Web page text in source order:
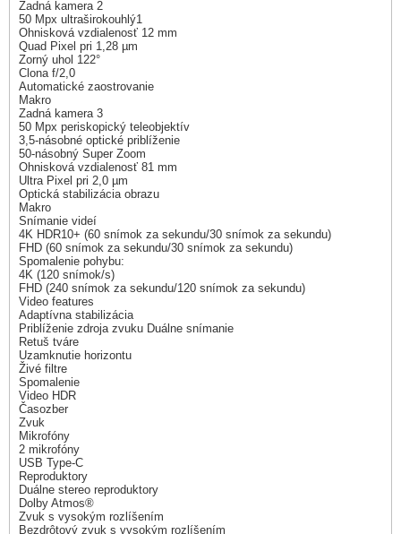
Zadná kamera 2
50 Mpx ultraširokouhlý1
Ohnisková vzdialenosť 12 mm
Quad Pixel pri 1,28 µm
Zorný uhol 122°
Clona f/2,0
Automatické zaostrovanie
Makro
Zadná kamera 3
50 Mpx periskopický teleobjektív
3,5-násobné optické priblíženie
50-násobný Super Zoom
Ohnisková vzdialenosť 81 mm
Ultra Pixel pri 2,0 µm
Optická stabilizácia obrazu
Makro
Snímanie videí
4K HDR10+ (60 snímok za sekundu/30 snímok za sekundu)
FHD (60 snímok za sekundu/30 snímok za sekundu)
Spomalenie pohybu:
4K (120 snímok/s)
FHD (240 snímok za sekundu/120 snímok za sekundu)
Video features
Adaptívna stabilizácia
Priblíženie zdroja zvuku Duálne snímanie
Retuš tváre
Uzamknutie horizontu
Živé filtre
Spomalenie
Video HDR
Časozber
Zvuk
Mikrofóny
2 mikrofóny
USB Type-C
Reproduktory
Duálne stereo reproduktory
Dolby Atmos®
Zvuk s vysokým rozlíšením
Bezdrôtový zvuk s vysokým rozlíšením